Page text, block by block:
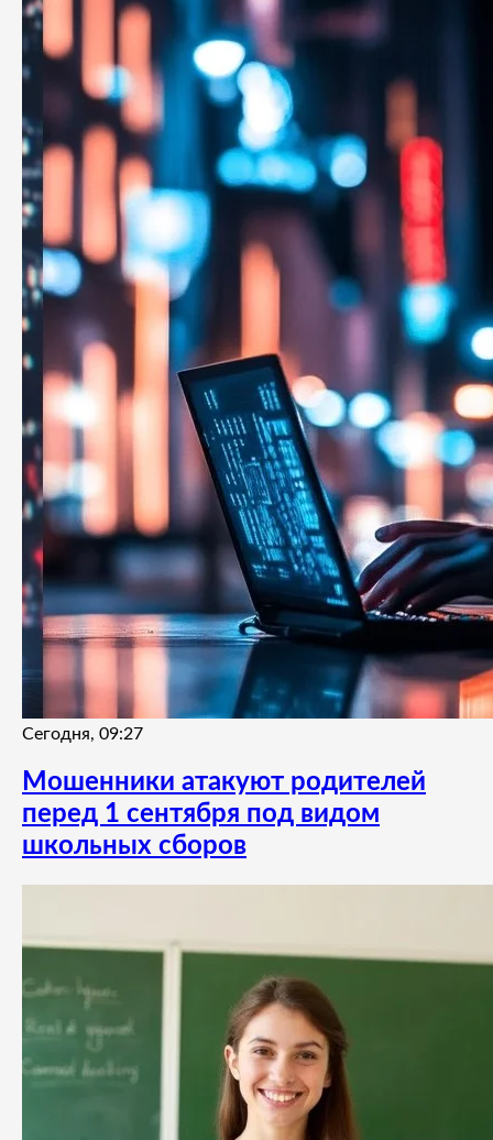
Сегодня, 09:27
Мошенники атакуют родителей
перед 1 сентября под видом
школьных сборов